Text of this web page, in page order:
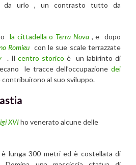
urlo , un contrasto tutto da
la cittadella o Terra Nova, e dopo
Romieu con le sue scale terrazzate
. Il centro storico è un labirinto di
le tracce dell’occupazione dei
contribuirono al suo sviluppo.
XVIho venerato alcune delle
lunga 300 metri ed è costellata di